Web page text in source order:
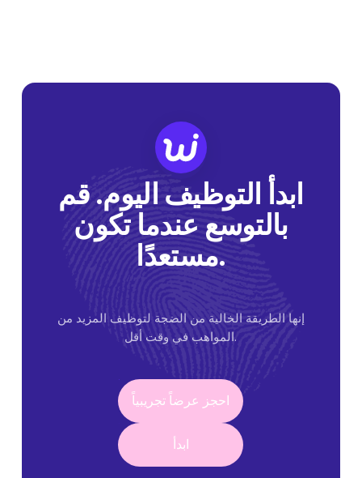
ابدأ التوظيف اليوم. قم
بالتوسع عندما تكون
مستعدًا.
إنها الطريقة الخالية من الضجة لتوظيف المزيد من
المواهب في وقت أقل.
احجز عرضاً تجريبياً
احجز عرضاً تجريبياً
ابدأ
ابدأ